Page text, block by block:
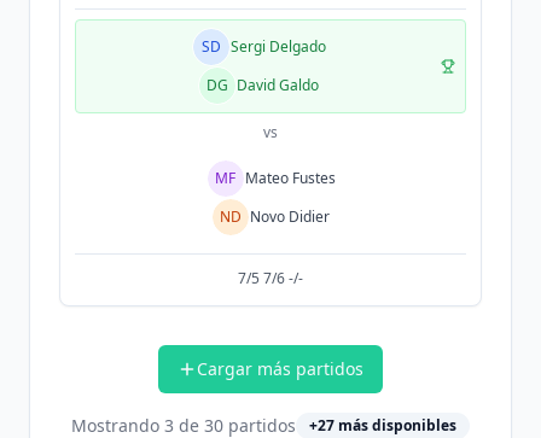
SD Sergi Delgado
DG David Galdo
vs
MF Mateo Fustes
ND Novo Didier
7/5 7/6 -/-
Cargar más partidos
Mostrando 3 de 30 partidos +27 más disponibles